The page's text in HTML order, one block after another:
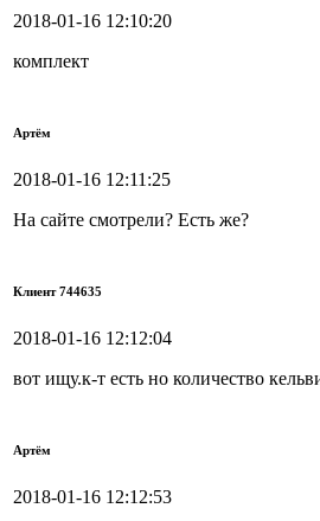
2018-01-16 12:10:20
комплект
Артём
2018-01-16 12:11:25
На сайте смотрели? Есть же?
Клиент 744635
2018-01-16 12:12:04
вот ищу.к-т есть но количество
Артём
2018-01-16 12:12:53